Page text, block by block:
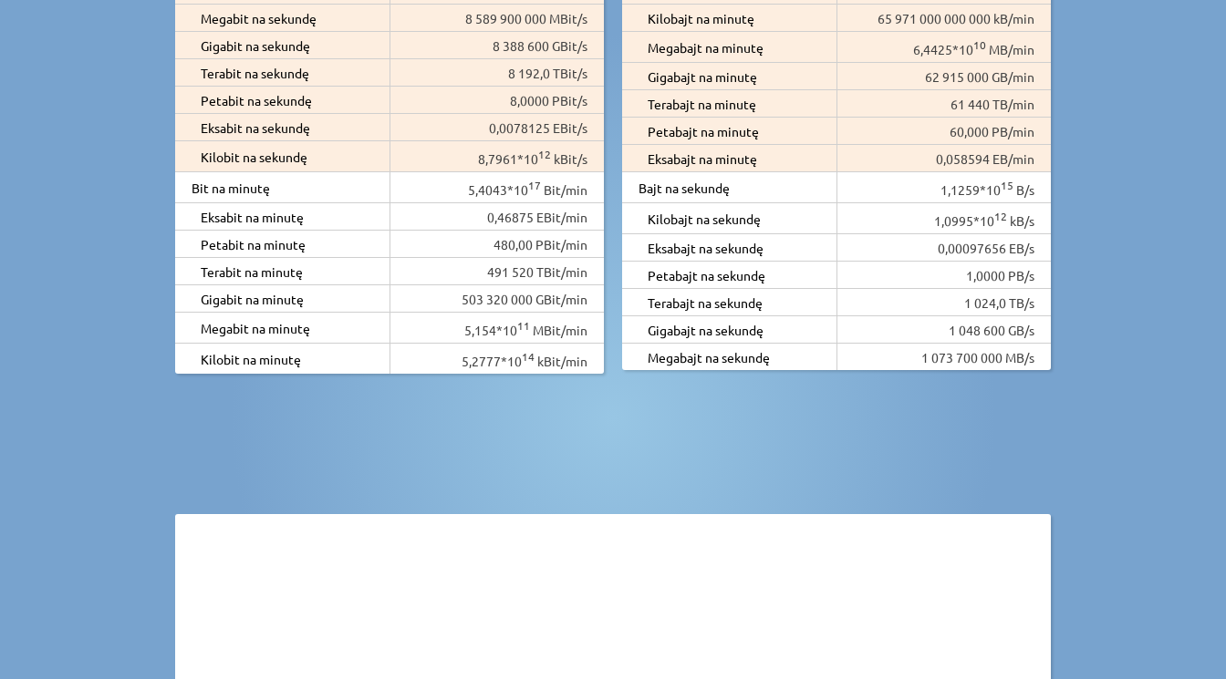
Megabit na sekundę
8 589 900 000 MBit/s
Gigabit na sekundę
8 388 600 GBit/s
Terabit na sekundę
8 192,0 TBit/s
Petabit na sekundę
8,0000 PBit/s
Eksabit na sekundę
0,0078125 EBit/s
Kilobit na sekundę
8,7961*1012 kBit/s
Bit na minutę
5,4043*1017 Bit/min
Eksabit na minutę
0,46875 EBit/min
Petabit na minutę
480,00 PBit/min
Terabit na minutę
491 520 TBit/min
Gigabit na minutę
503 320 000 GBit/min
Megabit na minutę
5,154*1011 MBit/min
Kilobit na minutę
5,2777*1014 kBit/min
Kilobajt na minutę
65 971 000 000 000 kB/min
Megabajt na minutę
6,4425*1010 MB/min
Gigabajt na minutę
62 915 000 GB/min
Terabajt na minutę
61 440 TB/min
Petabajt na minutę
60,000 PB/min
Eksabajt na minutę
0,058594 EB/min
Bajt na sekundę
1,1259*1015 B/s
Kilobajt na sekundę
1,0995*1012 kB/s
Eksabajt na sekundę
0,00097656 EB/s
Petabajt na sekundę
1,0000 PB/s
Terabajt na sekundę
1 024,0 TB/s
Gigabajt na sekundę
1 048 600 GB/s
Megabajt na sekundę
1 073 700 000 MB/s